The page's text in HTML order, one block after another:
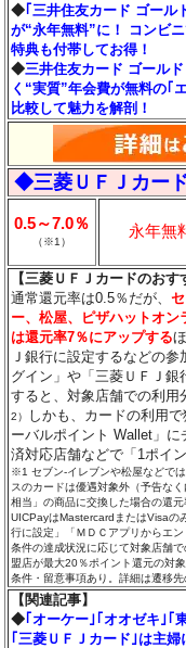
◆ ｢三井住友カード ゴー
が“永年無料”に！ コンビ
特典も付帯してお得！
◆三井住友カード ゴール
く“実質”年会費が無料の｢
比較して魅力を解剖！
◆三菱ＵＦＪカー
0.5～7.0％
（※1）
永年無
【三菱ＵＦＪカードのおす
通常還元率は0.5％だが、
ー、松屋、ピザハットオ
は還元率7％にアップする
Ｊ銀行に設定するなどの
グイン」や「三菱ＵＦＪ
すると、対象店舗での利用
2）
しかも、カードの利用
ーバルポイント Wallet」
済対応店舗などで「1ポイ
※1 セブン‐イレブンや松屋などで
スのカードは優遇対象外（予告な
相当」の商品に交換した場合の還
UICPayはMastercardまたはVisaの
行に設定」「ＭＤＣアプリからエ
条件の達成状況に応じて対象店舗
盟店が最大20％ポイント還元の対
条件・留意事項あり。詳細は遷移先
【関連記事】
◆ ｢オーケー｣｢オオゼキ｣
｢三菱ＵＦＪカード｣は主